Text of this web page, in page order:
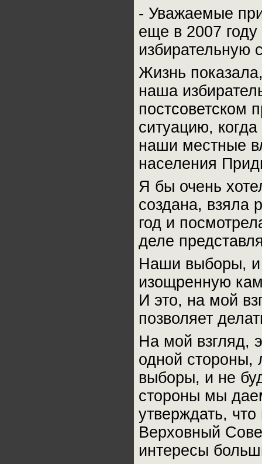
- Уважаемые
еще в 2007
избирательную
Жизнь
наша
постсоветском
ситуацию,
наши местные
населения
Я бы очень
создана, взяла
год и
деле
Наши выборы, и
изощренную
И это, на мой
позволяет
На мой взгляд,
одной стороны,
выборы, и не
стороны мы
утверждать,
Верховный
интересы